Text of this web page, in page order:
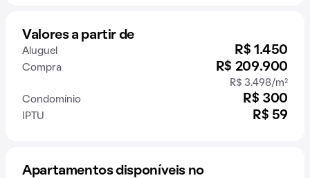
Valores a partir de
Aluguel R$ 1.450
Compra R$ 209.900
R$ 3.498/m²
Condomínio
R$ 300
IPTU R$ 59
Apartamentos disponíveis no